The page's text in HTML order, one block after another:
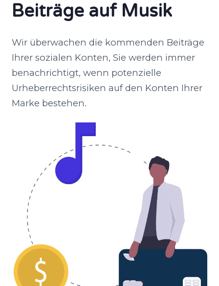
Beiträge auf Musik
Wir überwachen die kommenden Beiträge
Ihrer sozialen Konten, Sie werden immer
benachrichtigt, wenn potenzielle
Urheberrechtsrisiken auf den Konten Ihrer
Marke bestehen.